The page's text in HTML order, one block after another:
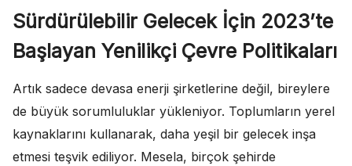
Sürdürülebilir Gelecek İçin 2023’te
Başlayan Yenilikçi Çevre Politikaları
Artık sadece devasa enerji şirketlerine değil, bireylere
de büyük sorumluluklar yükleniyor. Toplumların yerel
kaynaklarını kullanarak, daha yeşil bir gelecek inşa
etmesi teşvik ediliyor. Mesela, birçok şehirde